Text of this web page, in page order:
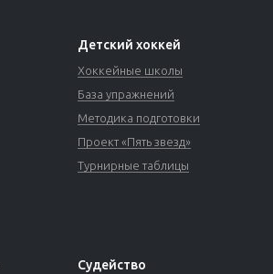
Детский хоккей
Хоккейные школы
База упражнений
Методика подготовки
Проект «Пять звезд»
Турнирные таблицы
Судейство